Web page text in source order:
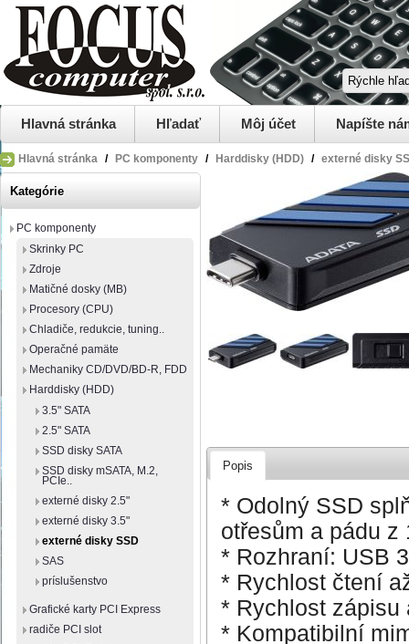
Hlavná stránka Hľadať Môj účet Napíšte
Hlavná stránka / PC komponenty / Harddisky (HDD) / externé disky
Kategórie
PC komponenty
Skrinky PC
Zdroje
Matičné dosky (MB)
Procesory (CPU)
Chladiče, redukcie, tuning..
Operačné pamäte
Mechaniky CD/DVD/BD-R, FDD
Harddisky (HDD)
3.5" SATA
2.5" SATA
SSD disky SATA
SSD disky mSATA, M.2,
PCIe..
externé disky 2.5"
externé disky 3.5"
externé disky SSD
SAS
príslušenstvo
Grafické karty PCI Express
radiče PCI slot
Popis
* Odolný SSD
otřesům a pádu z
* Rozhraní: USB
* Rychlost čtení
* Rychlost zápisu
* Kompatibilní